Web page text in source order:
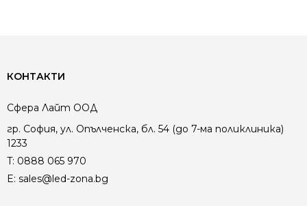
КОНТАКТИ
Сфера Лайт ООД
гр. София, ул. Опълченска, бл. 54 (до 7-ма поликлиника)
1233
T: 0888 065 970
E: sales@led-zona.bg